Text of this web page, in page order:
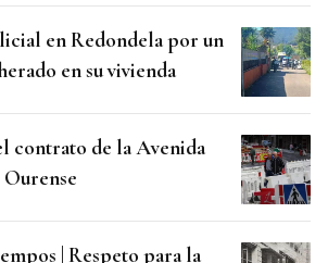
en Redondela por un
en su vivienda
contrato de la Avenida
| Respeto para la